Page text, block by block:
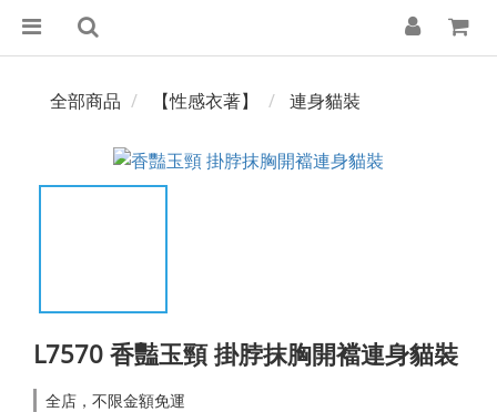
全部商品 【性感衣著】 連身貓裝
L7570 香豔玉頸 掛脖抹胸開襠連身貓裝
全店，不限金額免運